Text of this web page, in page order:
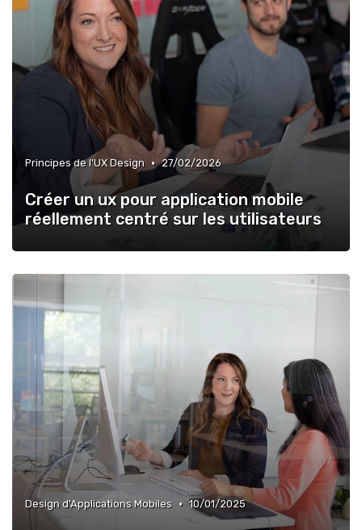
Principes de l'UX Design • 27/02/2026
Créer un ux pour application mobile
réellement centré sur les utilisateurs
Design d'Applications Mobiles • 10/01/2025